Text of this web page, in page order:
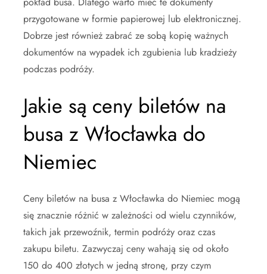
przygotowane w formie papierowej lub elektronicznej.
Dobrze jest również zabrać ze sobą kopię ważnych
dokumentów na wypadek ich zgubienia lub kradzieży
podczas podróży.
Jakie są ceny biletów na
busa z Włocławka do
Niemiec
Ceny biletów na busa z Włocławka do Niemiec mogą
się znacznie różnić w zależności od wielu czynników,
takich jak przewoźnik, termin podróży oraz czas
zakupu biletu. Zazwyczaj ceny wahają się od około
150 do 400 złotych w jedną stronę, przy czym